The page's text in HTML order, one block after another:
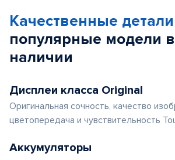
Качественные детали
популярные модели
наличии
Дисплеи класса Original
Оригинальная сочность, качество
цветопередача и чувствительность
Аккумуляторы